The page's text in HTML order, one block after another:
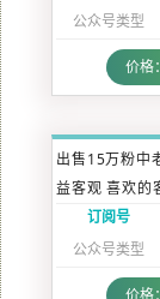
公众号类型
价格
出售15万粉中
益客观 喜欢的
订阅号
公众号类型
价格